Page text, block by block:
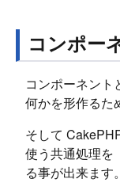
コンポー
コンポーネント
何かを形作るた
そして
使う共通処理を
る事が出来ます。